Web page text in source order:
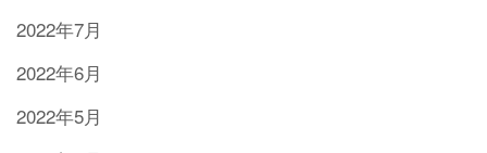
2022年7月
2022年6月
2022年5月